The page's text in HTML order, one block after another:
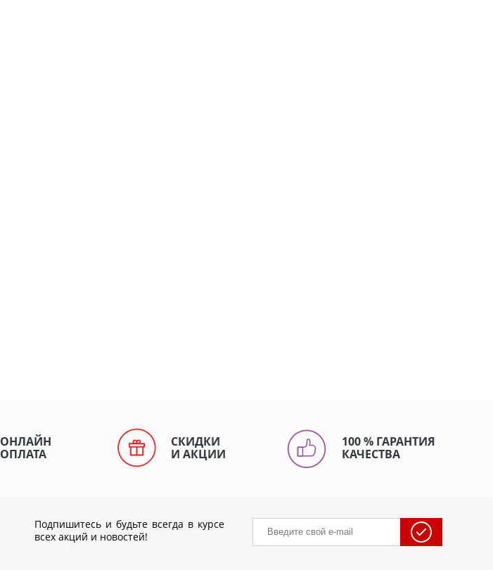
ОНЛАЙН
ОПЛАТА
СКИДКИ
И АКЦИИ
100 % ГАРАНТИЯ
КАЧЕСТВА
Подпишитесь и будьте всегда в курсе
всех акций и новостей!